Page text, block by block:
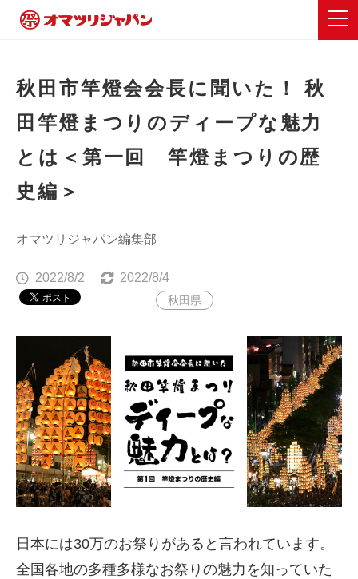
秋田市竿燈会会長に聞いた！ 秋
田竿燈まつりのディープな魅力
とは＜第一回 竿燈まつりの歴
史編＞
オマツリジャパン編集部
2022/8/2 2022/8/4
秋田県
日本には30万のお祭りがあると言われています。
全国各地の多種多様なお祭りの魅力を知っていた